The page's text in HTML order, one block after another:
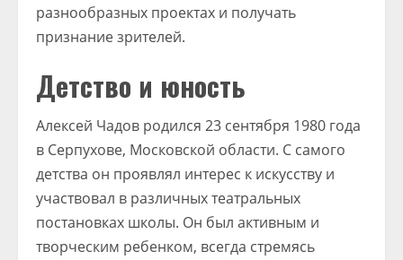
разнообразных проектах и получать
признание зрителей.
Детство и юность
Алексей Чадов родился 23 сентября 1980 года
в Серпухове, Московской области. С самого
детства он проявлял интерес к искусству и
участвовал в различных театральных
постановках школы. Он был активным и
творческим ребенком, всегда стремясь